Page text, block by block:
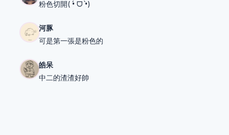
粉色切開( •́ ᗜ •̀)
河豚
可是第一張是粉色的
皓呆
中二的渣渣好帥